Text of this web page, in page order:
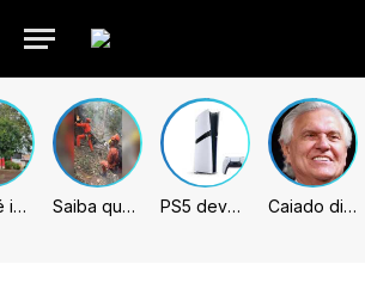
Sumaré inicia retirada de murtas para combater doença que ameaça a citricultura Saiba quem são as 4 vítimas de queda de helicóptero no Rio de Janeiro PS5 deve receber melhorias no PSSR com nova atualização de sistema Caiado diz que “governa” com emendas e julga facções terroristas